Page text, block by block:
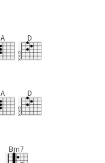
A D
A D
Bm7